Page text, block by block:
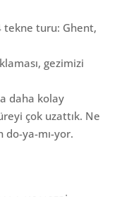
tekne turu: Ghent,
gezimizi
daha kolay
çok uzattık. Ne
do-ya-mı-yor.